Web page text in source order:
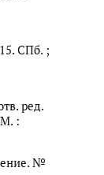
СПб. ;
ред.
:
№